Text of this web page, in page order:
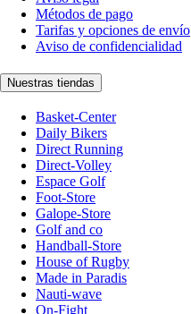
Métodos de pago
Tarifas y opciones de envío
Aviso de confidencialidad
Nuestras tiendas
Basket-Center
Daily Bikers
Direct Running
Direct-Volley
Espace Golf
Foot-Store
Galope-Store
Golf and co
Handball-Store
House of Rugby
Made in Paradis
Nauti-wave
On-Fight